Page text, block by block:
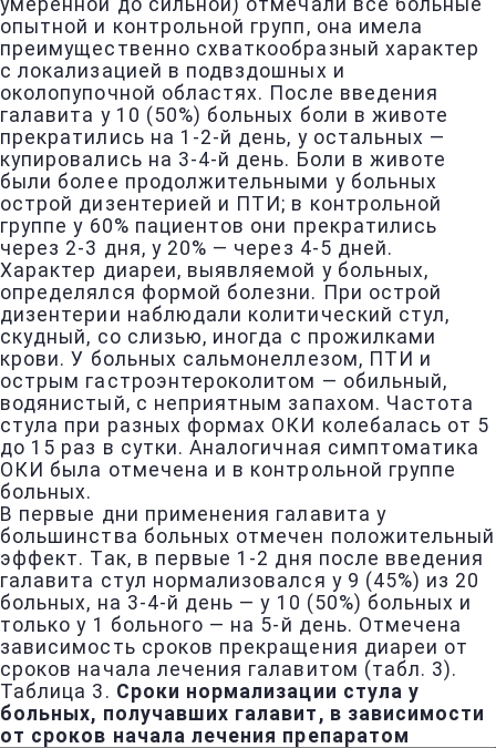
умеренной до сильной) отмечали все больные
опытной и контрольной групп, она имела
преимущественно схваткообразный характер
с локализацией в подвздошных и
околопупочной областях. После введения
галавита у 10 (50%) больных боли в животе
прекратились на 1-2-й день, у остальных —
купировались на 3-4-й день. Боли в животе
были более продолжительными у больных
острой дизентерией и ПТИ; в контрольной
группе у 60% пациентов они прекратились
через 2-3 дня, у 20% — через 4-5 дней.
Характер диареи, выявляемой у больных,
определялся формой болезни. При острой
дизентерии наблюдали колитический стул,
скудный, со слизью, иногда с прожилками
крови. У больных сальмонеллезом, ПТИ и
острым гастроэнтероколитом — обильный,
водянистый, с неприятным запахом. Частота
стула при разных формах ОКИ колебалась от 5
до 15 раз в сутки. Аналогичная симптоматика
ОКИ была отмечена и в контрольной группе
больных.
В первые дни применения галавита у
большинства больных отмечен положительный
эффект. Так, в первые 1-2 дня после введения
галавита стул нормализовался у 9 (45%) из 20
больных, на 3-4-й день — у 10 (50%) больных и
только у 1 больного — на 5-й день. Отмечена
зависимость сроков прекращения диареи от
сроков начала лечения галавитом (табл. 3).
Таблица 3. Сроки нормализации стула у
больных, получавших галавит, в зависимости
от сроков начала лечения препаратом